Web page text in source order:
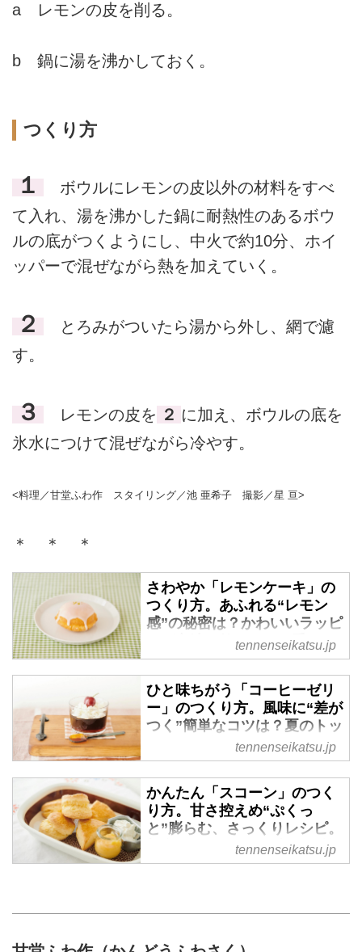
a レモンの皮を削る。
b 鍋に湯を沸かしておく。
つくり方
１
ボウルにレモンの皮以外の材料をすべ
て入れ、湯を沸かした鍋に耐熱性のあるボウ
ルの底がつくようにし、中火で約10分、ホイ
ッパーで混ぜながら熱を加えていく。
２
とろみがついたら湯から外し、網で濾
す。
３ レモンの皮を ２ に加え、ボウルの底を
氷水につけて混ぜながら冷やす。
<料理／甘堂ふわ作 スタイリング／池 亜希子 撮影／星 亘>
＊ ＊ ＊
さわやか「レモンケーキ」の
つくり方。あふれる“レモン
感”の秘密は？かわいいラッピ
ング方法も教えます｜手づく
りお菓子の店・甘堂ふわ作の
やさしいおやつ - 天然生活
web
やさしい甘さで心を癒す、手づく
に、自宅でもおいしく手軽につく
れるようにアレンジを加えた自家
製おやつレシピを教えていただき
ました。今回紹介するのは、見た
目も愛らしい「レモンケーキ」の
つくり方。生地に、仕上げに、ア
イシングにと、レモン汁を何度も
の手土産としてもおすすめです。
tennenseikatsu.jp
ひと味ちがう「コーヒーゼリ
ー」のつくり方。風味に“差が
つく”簡単なコツは？夏のトッ
ピングは冷たいミルクシャー
ベットがおすすめ｜手づくり
お菓子の店・甘堂ふわ作のや
さしいおやつ - 天然生活web
やさしい甘さで心を癒す、手づく
に、自宅でもおいしく手軽につく
ました。今回紹介するのは、ひん
tennenseikatsu.jp
かんたん「スコーン」のつく
り方。甘さ控えめ“ぷくっ
と”膨らむ、さっくりレシピ。
朝食にもおやつにも頼れる焼
き菓子｜手づくりお菓子の
りお菓子の店「甘堂ふわ作」さん
tennenseikatsu.jp